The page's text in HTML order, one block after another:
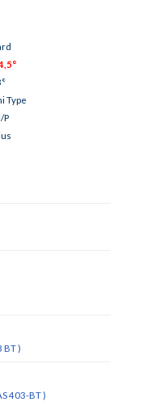
Type
P
BT )
403-BT )